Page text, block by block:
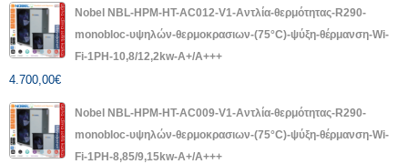
Nobel NBL-HPM-HT-AC012-V1-Αντλία-θερμότητας-R290-
monobloc-υψηλών-θερμοκρασιων-(75°C)-ψύξη-θέρμανση-Wi-
Fi-1PH-10,8/12,2kw-A+/A+++
4.700,00€
Nobel NBL-HPM-HT-AC009-V1-Αντλία-θερμότητας-R290-
monobloc-υψηλών-θερμοκρασιων-(75°C)-ψύξη-θέρμανση-Wi-
Fi-1PH-8,85/9,15kw-A+/A+++